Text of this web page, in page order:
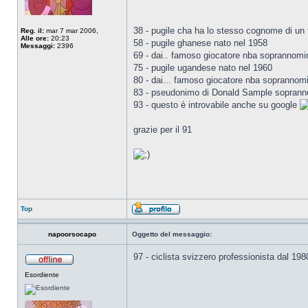
Reg. il: mar 7 mar 2006,
Alle ore: 20:23
Messaggi: 2396
38 - pugile cha ha lo stesso cognome di
58 - pugile ghanese nato nel 1958
69 - dai.. famoso giocatore nba
75 - pugile ugandese nato nel 1960
80 - dai... famoso giocatore nba
83 - pseudonimo di Donald Sample
93 - questo è introvabile anche su google
grazie per il 91
Top
napoorsocapo Oggetto del messaggio:
Esordiente
97 - ciclista svizzero professionista dal